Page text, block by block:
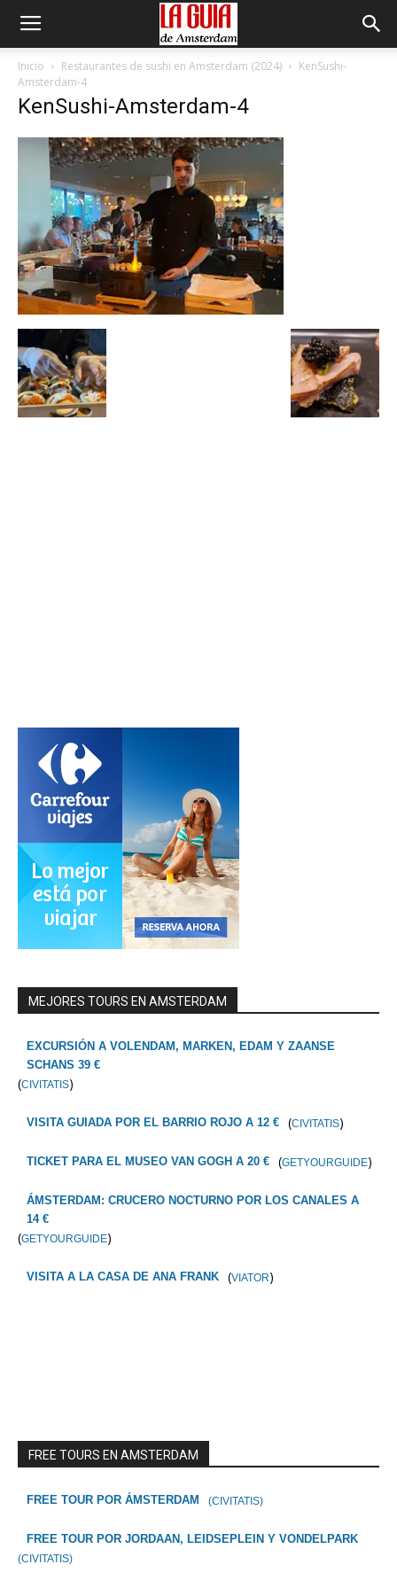
Inicio Restaurantes de sushi en Amsterdam (2024)
KenSushi-
Amsterdam-4
KenSushi-Amsterdam-4
MEJORES TOURS EN AMSTERDAM
EXCURSIÓN A VOLENDAM, MARKEN, EDAM Y ZAANSE
SCHANS 39 €
(CIVITATIS)
VISITA GUIADA POR EL BARRIO ROJO A 12 € (CIVITATIS)
TICKET PARA EL MUSEO VAN GOGH A 20 € (GETYOURGUIDE)
ÁMSTERDAM: CRUCERO NOCTURNO POR LOS CANALES A
14 €
(GETYOURGUIDE)
VISITA A LA CASA DE ANA FRANK (VIATOR)
FREE TOURS EN AMSTERDAM
FREE TOUR POR ÁMSTERDAM (CIVITATIS)
FREE TOUR POR JORDAAN, LEIDSEPLEIN Y VONDELPARK
(CIVITATIS)